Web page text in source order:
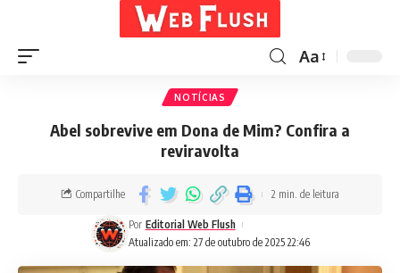
Aa
NOTÍCIAS
Abel sobrevive em Dona de Mim? Confira a
reviravolta
Atualizado em: 27 de outubro de 2025 22:46
Por Editorial Web Flush
Compartilhe 2 min. de leitura